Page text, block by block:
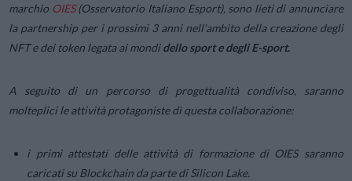
marchio OIES(Osservatorio Italiano Esport), sono lieti di annunciare
la partnership per i prossimi 3 anni nell’ambito della creazione degli
NFT e dei token legata ai mondidello sport e degli E-sport.
A seguito di un percorso di progettualità condiviso, saranno
molteplici le attività protagoniste di questa collaborazione:
i primi attestati delle attività di formazione di OIES saranno
caricati su Blockchain da parte di Silicon Lake.